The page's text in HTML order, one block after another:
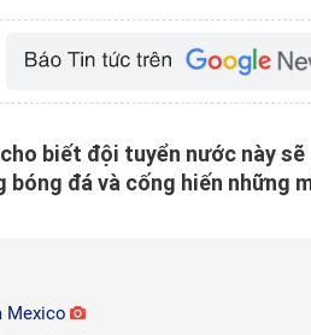
biết đội tuyển nước này sẽ
đá và cống hiến những
Mexico